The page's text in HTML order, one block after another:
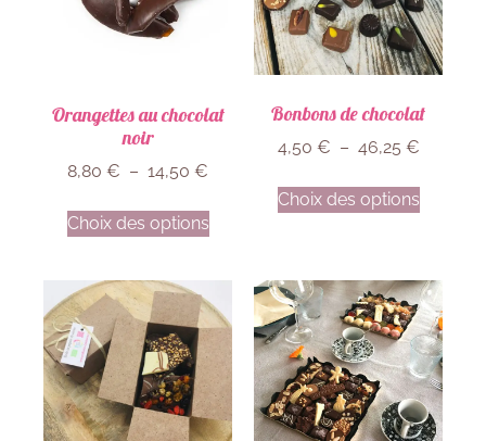
Orangettes au chocolat
noir
8,80 € – 14,50 €
Choix des options
Bonbons de chocolat
4,50 € – 46,25 €
Choix des options